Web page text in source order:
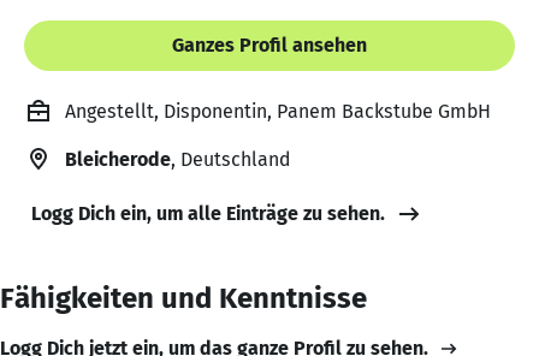
Ganzes Profil ansehen
Angestellt, Disponentin, Panem Backstube GmbH
Bleicherode, Deutschland
Logg Dich ein, um alle Einträge zu sehen.
Fähigkeiten und Kenntnisse
Logg Dich jetzt ein, um das ganze Profil zu sehen.